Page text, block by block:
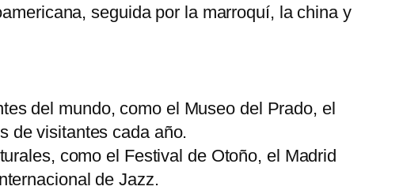
seguida por la marroquí, la china y
del mundo, como el Museo del Prado, el
de visitantes cada año.
como el Festival de Otoño, el Madrid
de Jazz.